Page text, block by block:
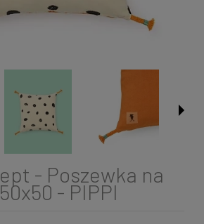
- Poszewka na
- PIPPI